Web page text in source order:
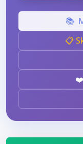
📚
📋
❤️